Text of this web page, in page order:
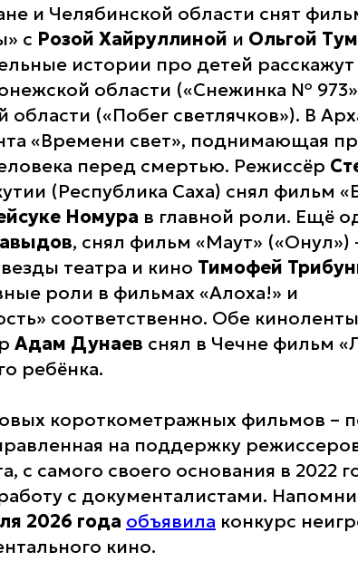
и Челябинской области снят
с Розой Хайруллиной и Ольгой
истории про детей
области («Снежинка №
(«Побег светлячков»). В
«Времени свет», поднимающая
перед смертью. Режиссёр
(Республика Саха) снял фильм
Номура в главной роли. Ещё
, снял фильм «Маут» («Онул»)
театра и кино Тимофей
роли в фильмах «Алоха!» и
соответственно. Обе
Адам Дунаев снял в Чечне фильм
ребёнка.
короткометражных фильмов –
на поддержку
с самого своего основания в 2022
с документалистами.
2026 года объявила конкурс
кино.